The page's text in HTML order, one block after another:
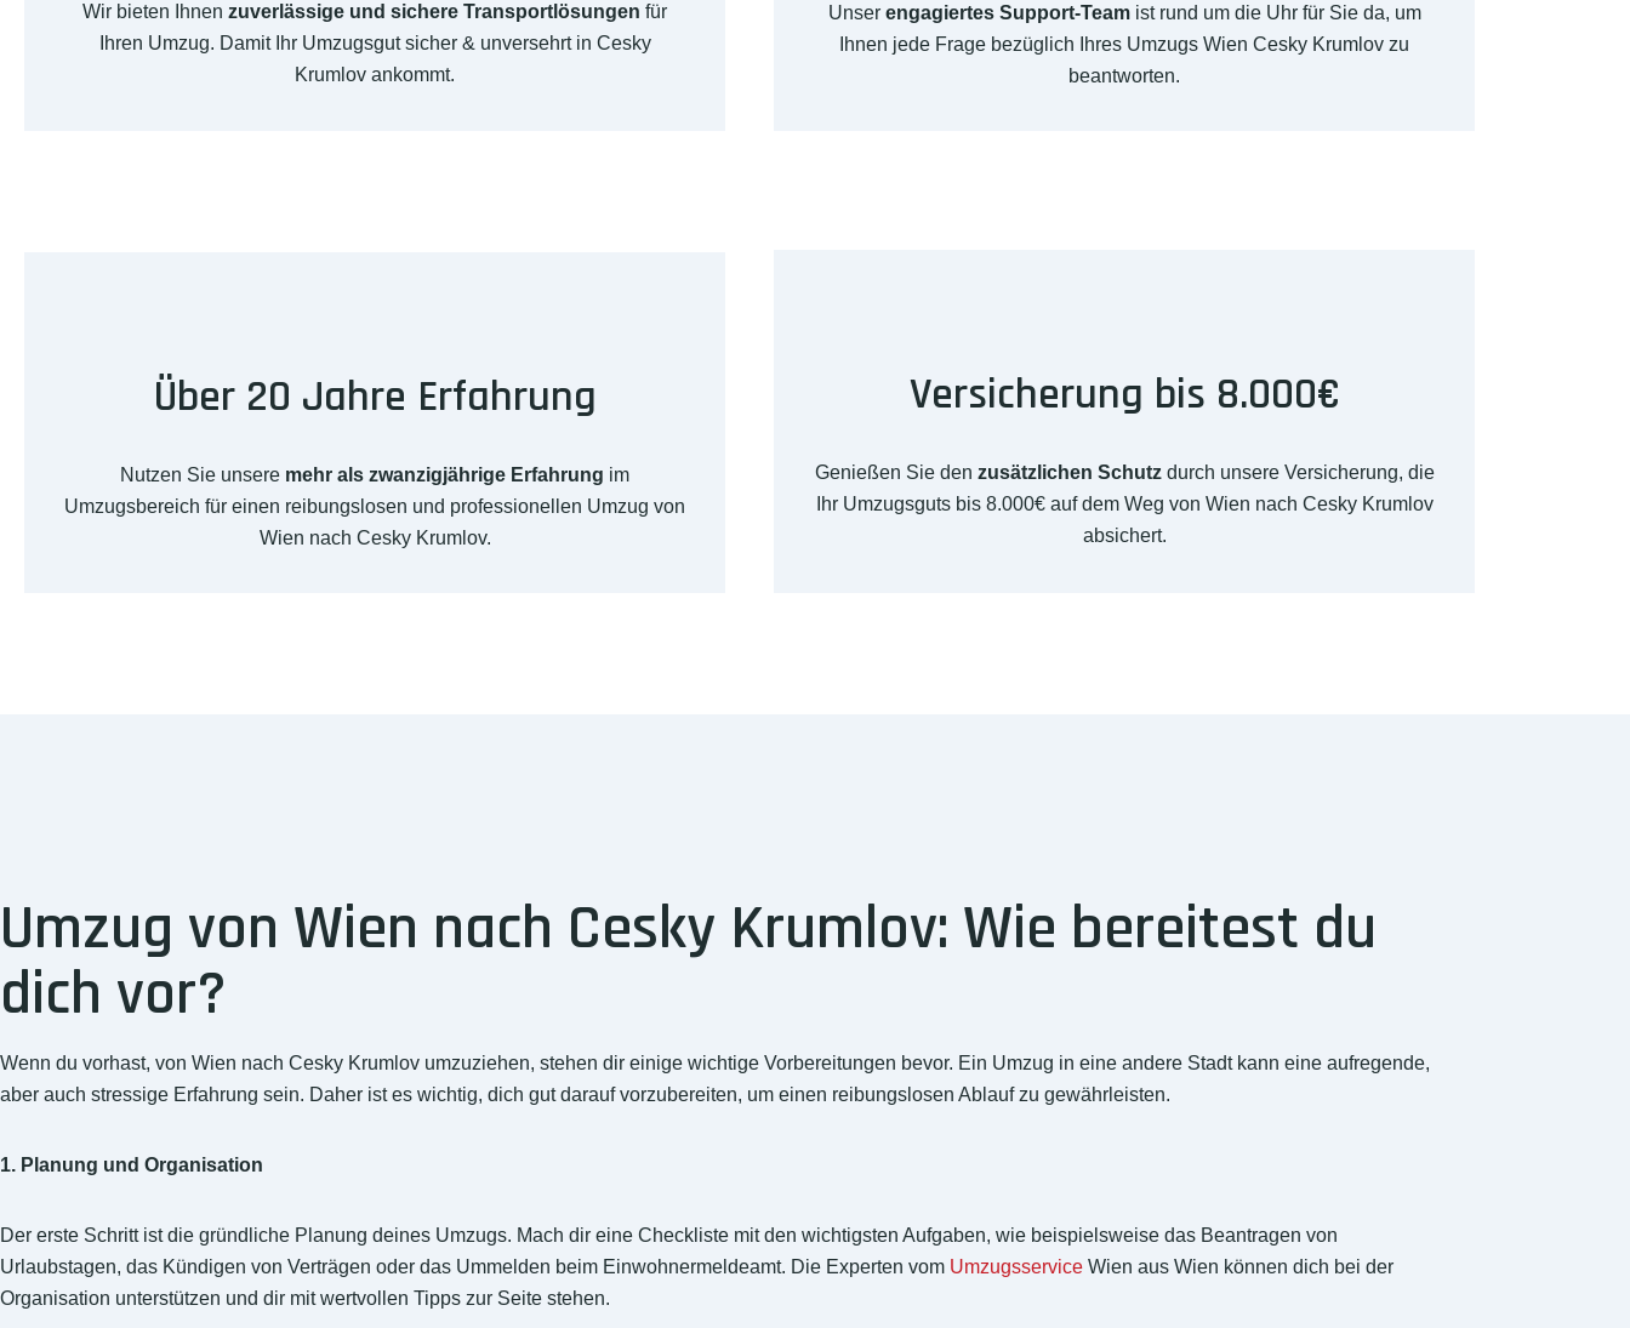
Wir bieten Ihnen zuverlässige und sichere Transportlösungen für
Ihren Umzug. Damit Ihr Umzugsgut sicher & unversehrt in Cesky
Krumlov ankommt.
Unser engagiertes Support-Teamist rund um die Uhr für Sie da, um
Ihnen jede Frage bezüglich Ihres Umzugs Wien Cesky Krumlov zu
beantworten.
Über 20 Jahre Erfahrung
Nutzen Sie unsere mehr als zwanzigjährige Erfahrung im
Umzugsbereich für einen reibungslosen und professionellen Umzug von
Wien nach Cesky Krumlov.
Versicherung bis 8.000€
Genießen Sie den zusätzlichen Schutzdurch unsere Versicherung, die
Ihr Umzugsguts bis 8.000€ auf dem Weg von Wien nach Cesky Krumlov
absichert.
Umzug von Wien nach Cesky Krumlov: Wie bereitest du
dich vor?
Wenn du vorhast, von Wien nach Cesky Krumlov umzuziehen, stehen dir einige wichtige Vorbereitungen bevor. Ein Umzug in eine andere Stadt kann eine aufregende,
aber auch stressige Erfahrung sein. Daher ist es wichtig, dich gut darauf vorzubereiten, um einen reibungslosen Ablauf zu gewährleisten.
1. Planung und Organisation
Der erste Schritt ist die gründliche Planung deines Umzugs. Mach dir eine Checkliste mit den wichtigsten Aufgaben, wie beispielsweise das Beantragen von
Urlaubstagen, das Kündigen von Verträgen oder das Ummelden beim Einwohnermeldeamt. Die Experten vom Umzugsservice Wien aus Wien können dich bei der
Organisation unterstützen und dir mit wertvollen Tipps zur Seite stehen.